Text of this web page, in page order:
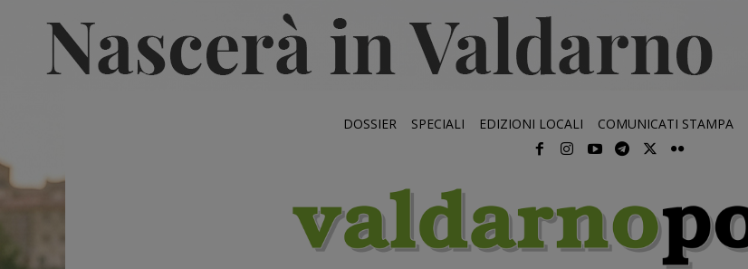
DOSSIER SPECIALI EDIZIONI LOCALI COMUNICATI STAMPA